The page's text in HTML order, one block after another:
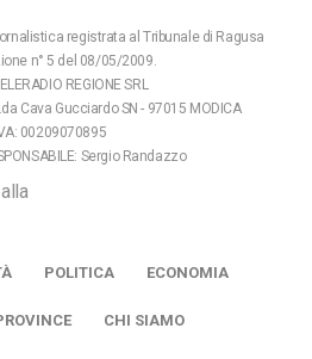
registrata al Tribunale di Ragusa
n° 5 del 08/05/2009.
REGIONE SRL
Cava Gucciardo SN - 97015 MODICA
00209070895
Sergio Randazzo
POLITICA ECONOMIA
CHI SIAMO